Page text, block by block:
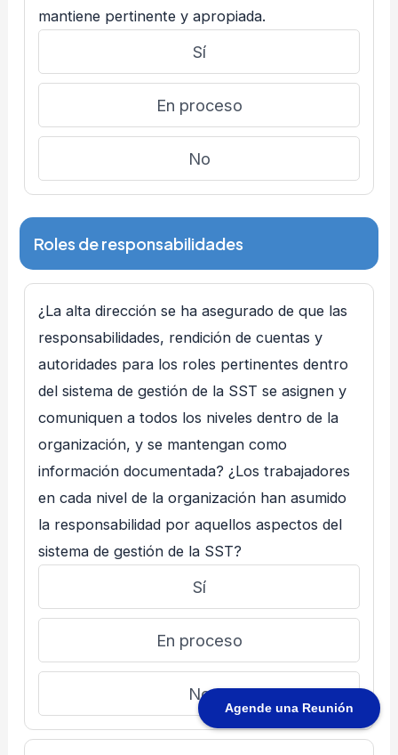
Agende una Reunión
mantiene pertinente y apropiada.
Sí
En proceso
No
Roles de responsabilidades
¿La alta dirección se ha asegurado de que las
responsabilidades, rendición de cuentas y
autoridades para los roles pertinentes dentro
del sistema de gestión de la SST se asignen y
comuniquen a todos los niveles dentro de la
organización, y se mantengan como
información documentada? ¿Los trabajadores
en cada nivel de la organización han asumido
la responsabilidad por aquellos aspectos del
sistema de gestión de la SST?
Sí
En proceso
No